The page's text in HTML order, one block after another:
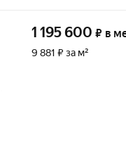
1 195 600 ₽ в
9 881 ₽ за м²